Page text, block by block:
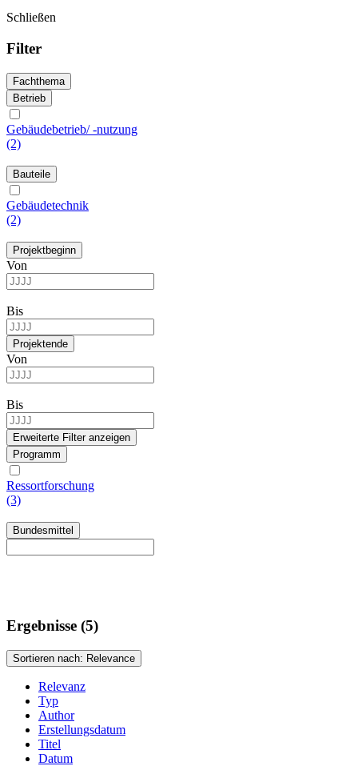
Schließen
Filter
Fachthema
Betrieb
Gebäudebetrieb/ -nutzung
(2)
Bauteile
Gebäudetechnik
(2)
Projektbeginn
Von
Bis
Projektende
Von
Bis
Erweiterte Filter anzeigen
Programm
Ressortforschung
(3)
Bundesmittel
Ergebnisse (5)
Sortieren nach: Relevance
Relevanz
Typ
Author
Erstellungsdatum
Titel
Datum